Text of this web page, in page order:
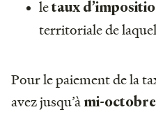
letaux
territoriale de
Pour le paiement de la
avez jusqu’à mi-octobre